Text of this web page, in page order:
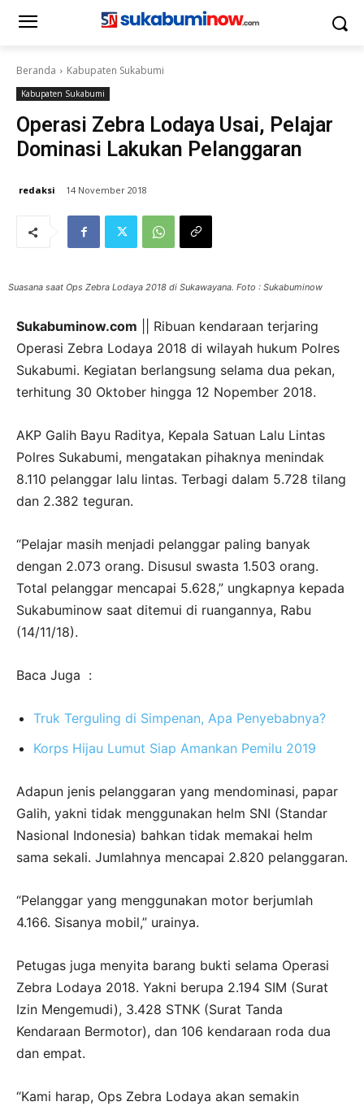
Beranda Kabupaten Sukabumi
Kabupaten Sukabumi
Operasi Zebra Lodaya Usai, Pelajar
Dominasi Lakukan Pelanggaran
redaksi 14 November 2018
Suasana saat Ops Zebra Lodaya 2018 di Sukawayana. Foto : Sukabuminow
Sukabuminow.com || Ribuan kendaraan terjaring
Operasi Zebra Lodaya 2018 di wilayah hukum Polres
Sukabumi. Kegiatan berlangsung selama dua pekan,
terhitung 30 Oktober hingga 12 Nopember 2018.
AKP Galih Bayu Raditya, Kepala Satuan Lalu Lintas
Polres Sukabumi, mengatakan pihaknya menindak
8.110 pelanggar lalu lintas. Terbagi dalam 5.728 tilang
dan 2.382 teguran.
“Pelajar masih menjadi pelanggar paling banyak
dengan 2.073 orang. Disusul swasta 1.503 orang.
Total pelanggar mencapai 5.628,” ungkapnya kepada
Sukabuminow saat ditemui di ruangannya, Rabu
(14/11/18).
Baca Juga :
Truk Terguling di Simpenan, Apa Penyebabnya?
Korps Hijau Lumut Siap Amankan Pemilu 2019
Adapun jenis pelanggaran yang mendominasi, papar
Galih, yakni tidak menggunakan helm SNI (Standar
Nasional Indonesia) bahkan tidak memakai helm
sama sekali. Jumlahnya mencapai 2.820 pelanggaran.
“Pelanggar yang menggunakan motor berjumlah
4.166. Sisanya mobil,” urainya.
Petugas juga menyita barang bukti selama Operasi
Zebra Lodaya 2018. Yakni berupa 2.194 SIM (Surat
Izin Mengemudi), 3.428 STNK (Surat Tanda
Kendaraan Bermotor), dan 106 kendaraan roda dua
dan empat.
“Kami harap, Ops Zebra Lodaya akan semakin